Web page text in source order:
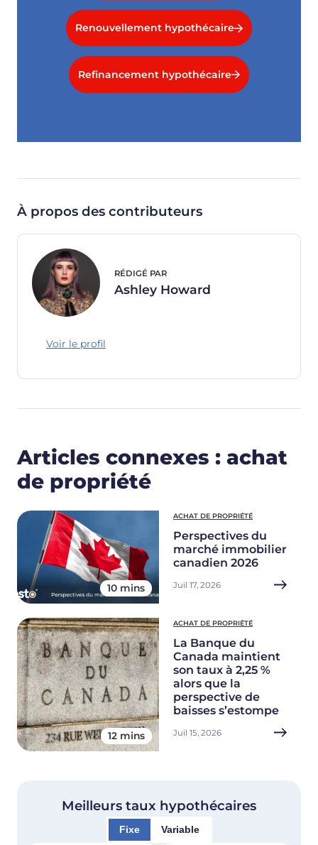
Renouvellement hypothécaire
Refinancement hypothécaire
À propos des contributeurs
RÉDIGÉ PAR
Ashley Howard
Voir le profil
Articles connexes : achat
de propriété
10 mins
ACHAT DE PROPRIÉTÉ
Perspectives du
marché immobilier
canadien 2026
Juil 17, 2026
12 mins
ACHAT DE PROPRIÉTÉ
La Banque du
Canada maintient
son taux à 2,25 %
alors que la
perspective de
baisses s’estompe
Juil 15, 2026
Meilleurs taux hypothécaires
Fixe Variable